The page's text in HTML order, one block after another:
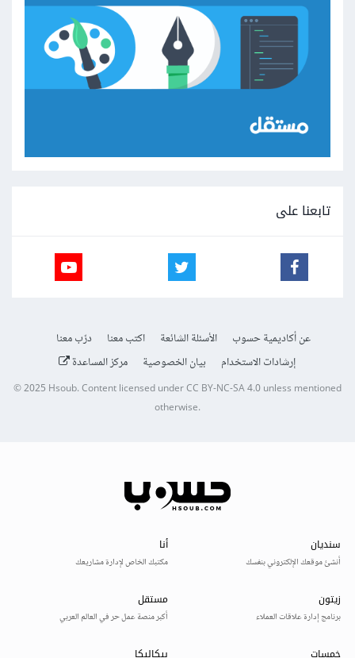
تابعنا على
عن أكاديمية حسوب الأسئلة الشائعة اكتب معنا
درّب معنا
إرشادات الاستخدام
بيان الخصوصية مركز المساعدة
© 2025Hsoub.Content licensed underCC BY-NC-SA 4.0unless mentioned
otherwise.